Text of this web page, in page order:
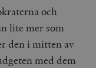
och
lite mer som
den i mitten av
med dem